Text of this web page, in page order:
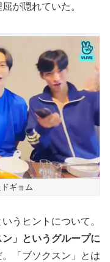
が隠れていた。
ギョム
うヒントについて。
ン」というグループに
「ブソクスン」とは